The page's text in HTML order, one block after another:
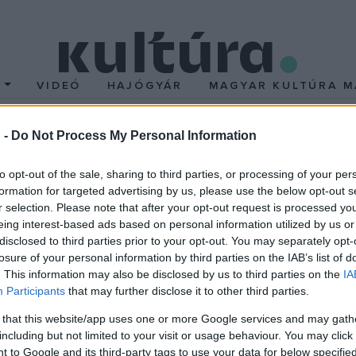
- Do Not Process My Personal Information
opt-out of the sale, sharing to third parties, or processing of your
for targeted advertising by us, please use the below opt-out
selection. Please note that after your opt-out request is processed
interest-based ads based on personal information utilized by us
to third parties prior to your opt-out. You may separately
of your personal information by third parties on the IAB’s list of
This information may also be disclosed by us to third parties on the
Participants that may further disclose it to other third parties.
that this website/app uses one or more Google services and may
but not limited to your visit or usage behaviour. You may
to Google and its third-party tags to use your data for below
VIDEÓ HAJÓGYÁR MAGYAR KULTÚRA
TÖRTÉNT
24-én történt
tudja, hogy ő szamár, és
mindenkitől szívesen
pedig szeretik azokat,
tőlük. Az első
azt hiszi, ő mindenkinél
EZEN A NAPON TÖRTÉNT
Február 24-én
2020-ban ezen a napon
István Kossuth- és
Attila-díjas magyar költő, író,
legkedvesebb
Pom, Sün Balázs és Süsü, a